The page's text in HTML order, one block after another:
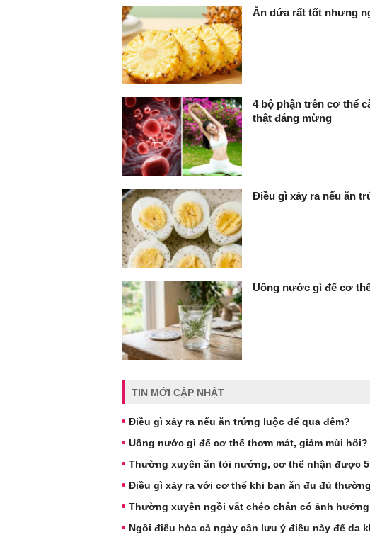
Ăn dứa rất tốt nhưng
4 bộ phận trên cơ thể
thật đáng mừng
Điều gì xảy ra nếu ăn
Uống nước gì để cơ
TIN MỚI CẬP NHẬT
Điều gì xảy ra nếu ăn trứng luộc để qua đêm?
Uống nước gì để cơ thể thơm mát, giảm mùi hôi?
Thường xuyên ăn tỏi nướng, cơ thể nhận được
Điều gì xảy ra với cơ thể khi bạn ăn đu đủ
Thường xuyên ngồi vắt chéo chân có ảnh
Ngồi điều hòa cả ngày cần lưu ý điều này để da